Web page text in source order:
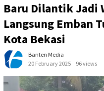
Baru Dilantik Jadi
Langsung Emban
Kota Bekasi
Banten Media
20 February 2025
96 views